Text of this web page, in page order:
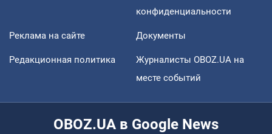
конфиденциальности
Реклама на сайте Документы
Редакционная политика
Журналисты OBOZ.UA на
месте событий
OBOZ.UA в Google News